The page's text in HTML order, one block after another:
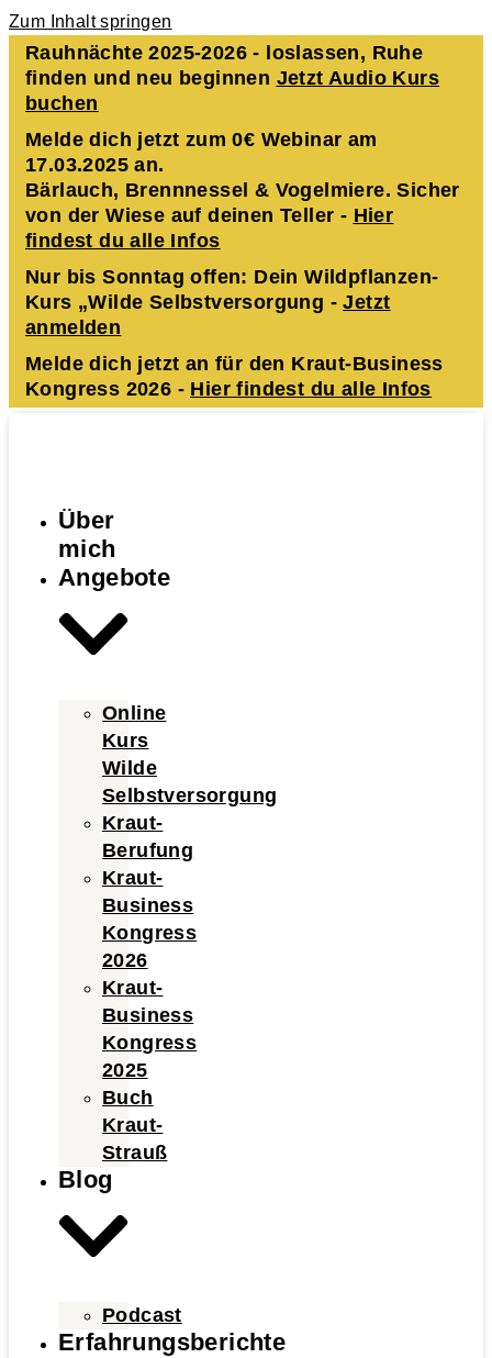
Zum Inhalt springen
Rauhnächte 2025-2026 - loslassen, Ruhe
finden und neu beginnen Jetzt Audio Kurs
buchen
Melde dich jetzt zum 0€ Webinar am
17.03.2025 an.
Bärlauch, Brennnessel & Vogelmiere. Sicher
von der Wiese auf deinen Teller - Hier
findest du alle Infos
Nur bis Sonntag offen: Dein Wildpflanzen-
Kurs „Wilde Selbstversorgung -Jetzt
anmelden
Melde dich jetzt an für den Kraut-Business
Kongress 2026 - Hier findest du alle Infos
Über
mich
Angebote
Online
Kurs
Wilde
Selbstversorgung
Kraut-
Berufung
Kraut-
Business
Kongress
2026
Kraut-
Business
Kongress
2025
Buch
Kraut-
Strauß
Blog
Podcast
Erfahrungsberichte